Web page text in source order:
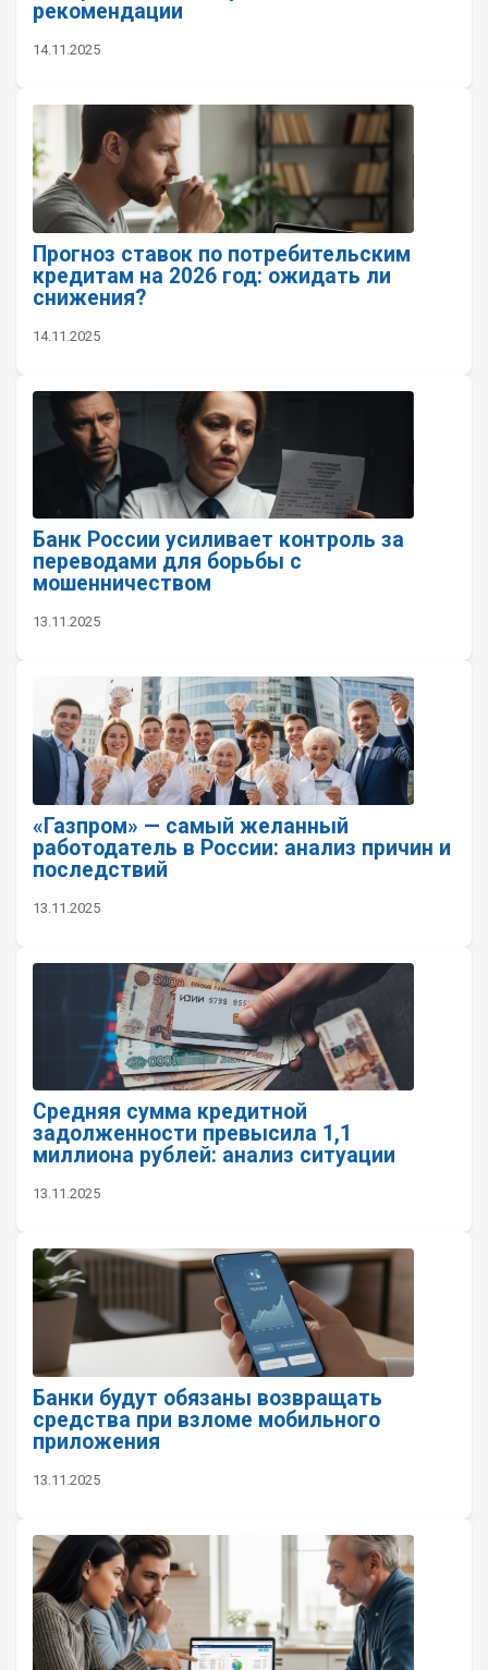
рекомендации
14.11.2025
Прогноз ставок по потребительским
кредитам на 2026 год: ожидать ли
снижения?
14.11.2025
Банк России усиливает контроль за
переводами для борьбы с
мошенничеством
13.11.2025
«Газпром» — самый желанный
работодатель в России: анализ причин и
последствий
13.11.2025
Средняя сумма кредитной
задолженности превысила 1,1
миллиона рублей: анализ ситуации
13.11.2025
Банки будут обязаны возвращать
средства при взломе мобильного
приложения
13.11.2025